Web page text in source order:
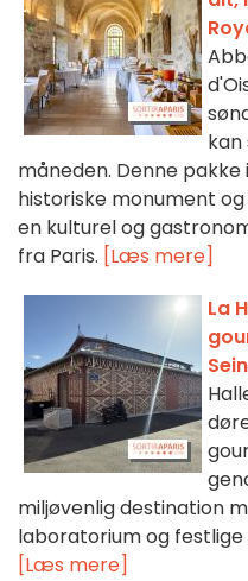
kan
måneden. Denne
historiske monument
en kulturel og
fra Paris. [Læs mere]
La
miljøvenlig destination
laboratorium og
[Læs mere]